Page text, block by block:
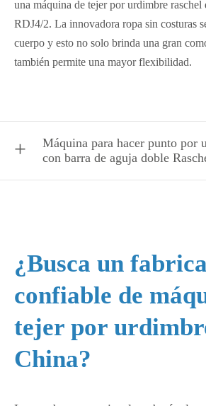
una máquina de tejer por urdimbre raschel
RDJ4/2. La innovadora ropa sin costuras
cuerpo y esto no solo brinda una gran
también permite una mayor flexibilidad.
Máquina para hacer punto por
con barra de aguja doble
¿Busca un
confiable de
tejer por
China?